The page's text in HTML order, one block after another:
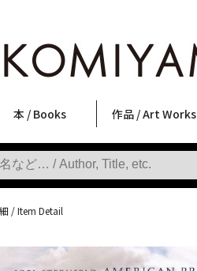
本 / Books
真集
ァッション
ート / 美術
学・人文
& Humanities
本文化
Culture
刊
Books
作品 / Art Works
フォトグラフィー
Photography
ポスター
Posters
ストリートアート
Street Art
立体・その他
Sculptures / etc
アートワークス
Art Works
Primary
KOMIYAMA TOKYO
版画
Prints
/ Item Detail